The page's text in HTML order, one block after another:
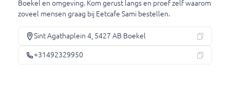
Döner kebab en shaslick schotel
Boekel en omgeving. Kom gerust langs en proef zelf waarom
zoveel mensen graag bij Eetcafe Sami bestellen.
Sint Agathaplein 4, 5427 AB Boekel
+31492329950